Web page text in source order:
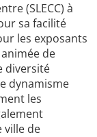
(SLECC) à
sa facilité
les exposants
de
diversité
dynamisme
les
ville de